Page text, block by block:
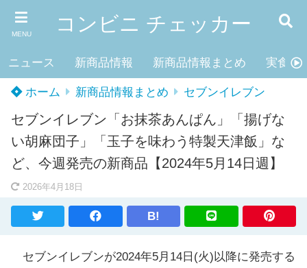
MENU コンビニ チェッカー
ニュース 新商品情報 新商品情報まとめ 実食レ
ホーム 新商品情報まとめ セブンイレブン
セブンイレブン「お抹茶あんぱん」「揚げな
い胡麻団子」「玉子を味わう特製天津飯」な
ど、今週発売の新商品【2024年5月14日週】
2026年4月18日
B!
セブンイレブンが2024年5月14日(火)以降に発売する